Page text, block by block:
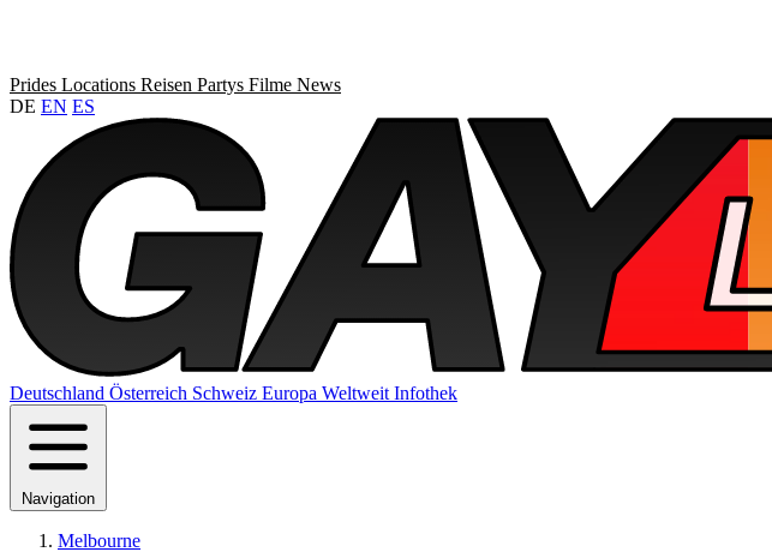
Prides Locations Reisen Partys Filme News
DE EN ES
Deutschland Österreich Schweiz Europa Weltweit Infothek
Navigation
Melbourne